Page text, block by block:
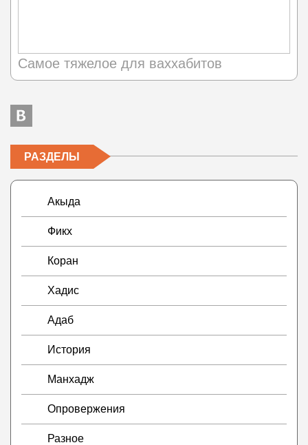
Самое тяжелое для ваххабитов
РАЗДЕЛЫ
Акыда
Фикх
Коран
Хадис
Адаб
История
Манхадж
Опровержения
Разное